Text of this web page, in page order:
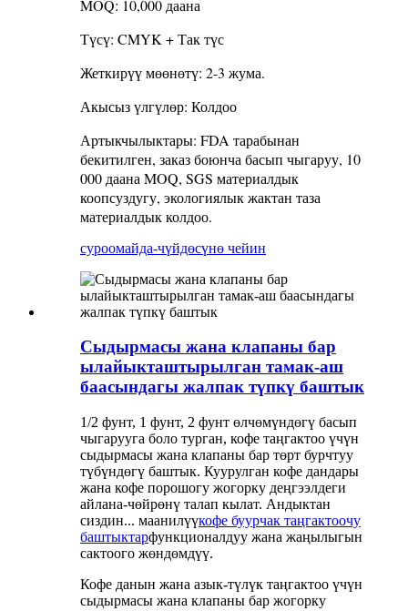
MOQ: 10,000 даана
Түсү: CMYK + Так түс
Жеткирүү мөөнөтү: 2-3 жума.
Акысыз үлгүлөр: Колдоо
Артыкчылыктары: FDA тарабынан
бекитилген, заказ боюнча басып чыгаруу, 10
000 даана MOQ, SGS материалдык
коопсуздугу, экологиялык жактан таза
материалдык колдоо.
суроомайда-чүйдөсүнө чейин
Сыдырмасы жана клапаны бар
ылайыкташтырылган тамак-аш
баасындагы жалпак түпкү баштык
1/2 фунт, 1 фунт, 2 фунт өлчөмүндөгү басып
чыгарууга боло турган, кофе таңгактоо үчүн
сыдырмасы жана клапаны бар төрт бурчтуу
түбүндөгү баштык. Куурулган кофе дандары
жана кофе порошогу жогорку деңгээлдеги
айлана-чөйрөнү талап кылат. Андыктан
сиздин... маанилүүкофе буурчак таңгактоочу
баштыктарфункционалдуу жана жаңылыгын
сактоого жөндөмдүү.
Кофе данын жана азык-түлүк таңгактоо үчүн
сыдырмасы жана клапаны бар жогорку